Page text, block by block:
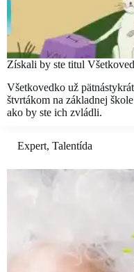
Získali by ste titul
Všetkovedko už
štvrtákom na základnej
ako by ste ich zvládli.
Expert, Talentída